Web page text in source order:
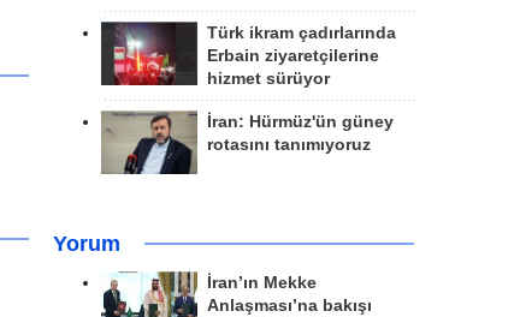
Türk ikram çadırlarında
Erbain ziyaretçilerine
hizmet sürüyor
İran: Hürmüz'ün güney
rotasını tanımıyoruz
Yorum
İran’ın Mekke
Anlaşması’na bakışı